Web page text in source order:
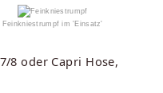
Feinkniestrumpf im 'Einsatz'
8 oder Capri Hose,